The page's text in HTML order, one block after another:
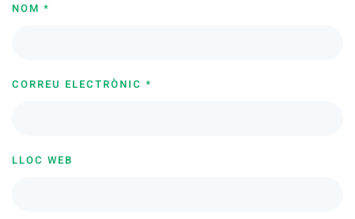
NOM *
CORREU ELECTRÒNIC *
LLOC WEB